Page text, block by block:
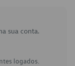
sua conta.
logados.